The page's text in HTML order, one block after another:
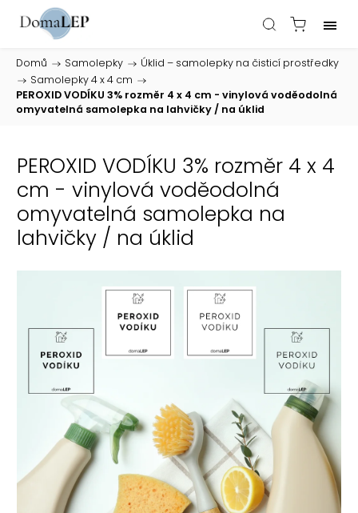
Domů / Samolepky /
Úklid – samolepky na čisticí prostředky
/
Samolepky 4 x 4 cm /
PEROXID VODÍKU 3% rozměr 4 x 4 cm - vinylová voděodolná
omyvatelná samolepka na lahvičky / na úklid
PEROXID VODÍKU 3% rozměr 4 x 4
cm - vinylová voděodolná
omyvatelná samolepka na
lahvičky / na úklid